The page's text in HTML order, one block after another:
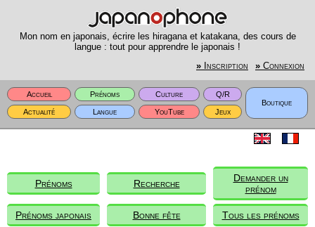
Mon nom en japonais, écrire les hiragana et katakana, des cours de
langue : tout pour apprendre le japonais !
» Inscription » Connexion
Accueil Prénoms Culture
Q/R
Boutique
Actualité
Langue YouTube Jeux
Prénoms Recherche
Demander un
prénom
Prénoms japonais Bonne fête Tous les prénoms